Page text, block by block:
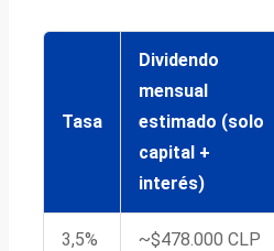
Tasa
Dividendo
mensual
estimado (solo
capital +
interés)
3,5% ~$478.000 CLP